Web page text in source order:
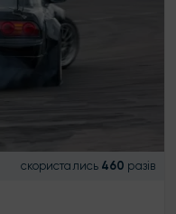
скористались 460 разів